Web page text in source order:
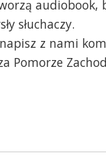
słuchaczy.
z nami
Pomorze